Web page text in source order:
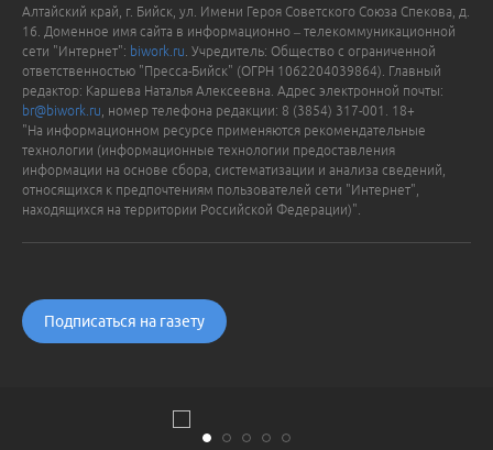
Алтайский край, г. Бийск, ул. Имени Героя Советского Союза Спекова, д.
16. Доменное имя сайта в информационно – телекоммуникационной
сети "Интернет": biwork.ru . Учредитель: Общество с ограниченной
ответственностью "Пресса-Бийск" (ОГРН 1062204039864). Главный
редактор: Каршева Наталья Алексеевна. Адрес электронной почты:
br@biwork.ru , номер телефона редакции: 8 (3854) 317-001. 18+
"На информационном ресурсе применяются рекомендательные
технологии (информационные технологии предоставления
информации на основе сбора, систематизации и анализа сведений,
относящихся к предпочтениям пользователей сети "Интернет",
находящихся на территории Российской Федерации)".
Подписаться на газету